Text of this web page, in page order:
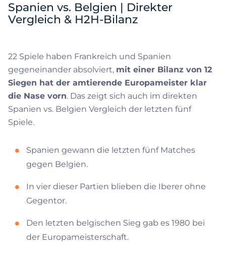
Spanien vs. Belgien | Direkter
Vergleich & H2H-Bilanz
22 Spiele haben Frankreich und Spanien
gegeneinander absolviert, mit einer Bilanz von 12
Siegen hat der amtierende Europameister klar
die Nase vorn. Das zeigt sich auch im direkten
Spanien vs. Belgien Vergleich der letzten fünf
Spiele.
Spanien gewann die letzten fünf Matches
gegen Belgien.
In vier dieser Partien blieben die Iberer ohne
Gegentor.
Den letzten belgischen Sieg gab es 1980 bei
der Europameisterschaft.